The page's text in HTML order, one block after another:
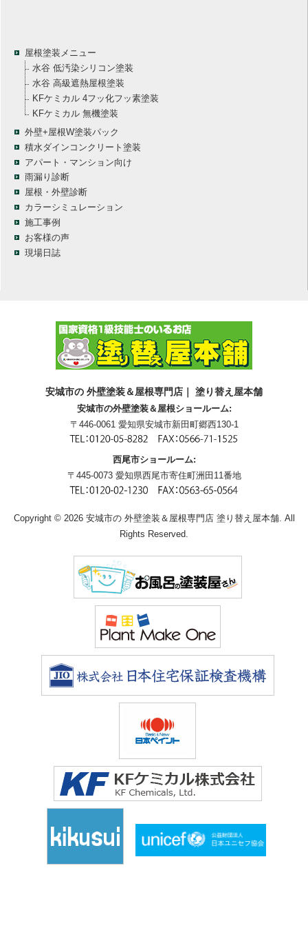
屋根塗装メニュー
水谷 低汚染シリコン塗装
水谷 高級遮熱屋根塗装
KFケミカル 4フッ化フッ素塗装
KFケミカル 無機塗装
外壁+屋根W塗装パック
積水ダインコンクリート塗装
アパート・マンション向け
雨漏り診断
屋根・外壁診断
カラーシミュレーション
施工事例
お客様の声
現場日誌
安城市の 外壁塗装＆屋根専門店｜ 塗り替え屋本舗
安城市の外壁塗装＆屋根ショールーム:
〒446-0061 愛知県安城市新田町郷西130-1
西尾市ショールーム:
〒445-0073 愛知県西尾市寄住町洲田11番地
Copyright © 2026 安城市の 外壁塗装＆屋根専門店 塗り替え屋本舗. All
Rights Reserved.